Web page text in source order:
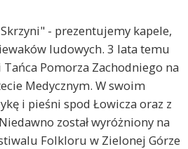
- prezentujemy kapele,
ludowych. 3 lata temu
Tańca Pomorza Zachodniego na
Medycznym. W swoim
i pieśni spod Łowicza oraz z
został wyróżniony na
Folkloru w Zielonej Górze